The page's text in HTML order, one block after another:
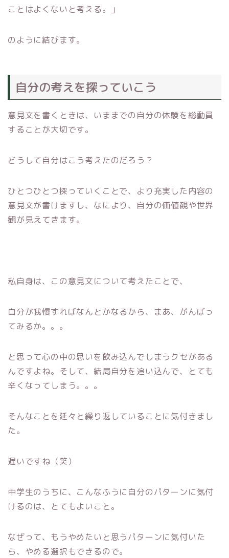
ことはよくないと考える。」
のように結びます。
自分の考えを探っていこう
意見文を書くときは、いままでの自分の体験を総動員
することが大切です。
どうして自分はこう考えたのだろう？
ひとつひとつ探っていくことで、より充実した内容の
意見文が書けますし、なにより、自分の価値観や世界
観が見えてきます。
私自身は、この意見文について考えたことで、
自分が我慢すればなんとかなるから、まあ、がんばっ
てみるか。。。
と思って心の中の思いを飲み込んでしまうクセがある
んですよね。そして、結局自分を追い込んで、とても
辛くなってしまう。。。
そんなことを延々と繰り返していることに気付きまし
た。
遅いですね（笑）
中学生のうちに、こんなふうに自分のパターンに気付
けるのは、とてもよいこと。
なぜって、もうやめたいと思うパターンに気付いた
ら、やめる選択もできるので。